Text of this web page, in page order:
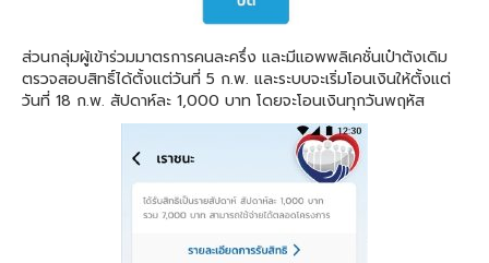
ส่วนกลุ่มผู้เข้าร่วมมาตรการคนละครึ่ง และมีแอพพลิเคชั่นเป๋าตังเดิม
ตรวจสอบสิทธิ์ได้ตั้งแต่วันที่ 5 ก.พ. และระบบจะเริ่มโอนเงินให้ตั้งแต่
วันที่ 18 ก.พ. สัปดาห์ละ 1,000 บาท โดยจะโอนเงินทุกวันพฤหัส